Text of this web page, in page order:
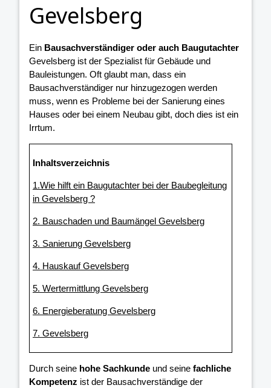
Gevelsberg
Ein Bausachverständiger oder auch Baugutachter
Gevelsberg ist der Spezialist für Gebäude und
Bauleistungen. Oft glaubt man, dass ein
Bausachverständiger nur hinzugezogen werden
muss, wenn es Probleme bei der Sanierung eines
Hauses oder bei einem Neubau gibt, doch dies ist ein
Irrtum.
Inhaltsverzeichnis
1.Wie hilft ein Baugutachter bei der Baubegleitung
in Gevelsberg ?
2. Bauschaden und Baumängel Gevelsberg
3. Sanierung Gevelsberg
4. Hauskauf Gevelsberg
5. Wertermittlung Gevelsberg
6. Energieberatung Gevelsberg
7. Gevelsberg
Durch seine hohe Sachkunde und seine fachliche
Kompetenz ist der Bausachverständige der